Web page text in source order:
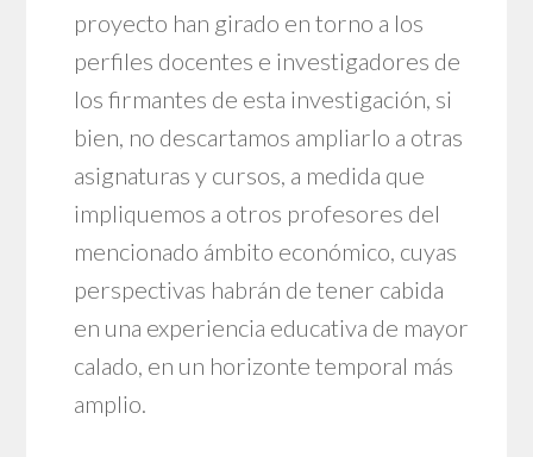
proyecto han girado en torno a los
perfiles docentes e investigadores de
los firmantes de esta investigación, si
bien, no descartamos ampliarlo a otras
asignaturas y cursos, a medida que
impliquemos a otros profesores del
mencionado ámbito económico, cuyas
perspectivas habrán de tener cabida
en una experiencia educativa de mayor
calado, en un horizonte temporal más
amplio.